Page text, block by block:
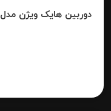
دوربین هایک ویژن مدل DS-2CE79H0T-IT3ZF